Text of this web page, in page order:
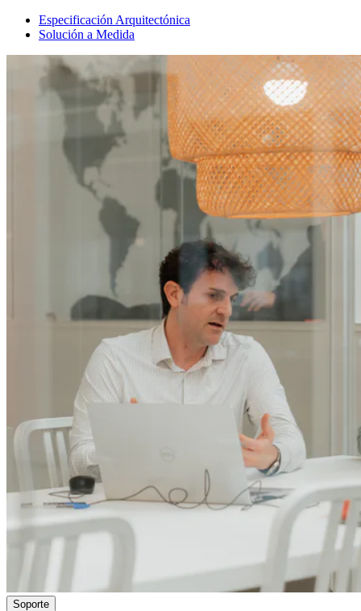
Especificación Arquitectónica
Solución a Medida
Soporte